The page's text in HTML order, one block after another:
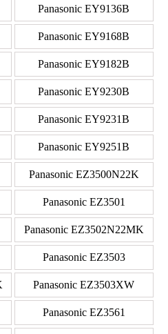
Panasonic EY9136B
Panasonic EY9168B
Panasonic EY9182B
Panasonic EY9230B
Panasonic EY9231B
Panasonic EY9251B
Panasonic EZ3500N22K
Panasonic EZ3501
Panasonic EZ3502N22MK
Panasonic EZ3503
Panasonic EZ3503XW
Panasonic EZ3561